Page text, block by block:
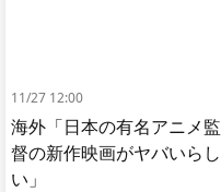
11/27 12:00
海外「日本の有名アニメ監
督の新作映画がヤバいらし
い」